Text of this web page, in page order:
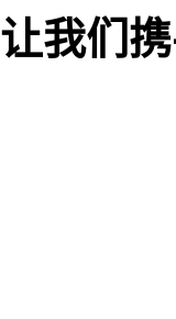
让我们